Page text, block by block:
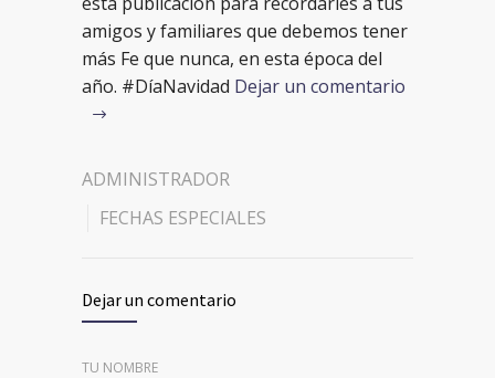
amigos y familiares que debemos tener
más Fe que nunca, en esta época del
año. #DíaNavidad Dejar un comentario
ADMINISTRADOR
FECHAS ESPECIALES
Dejar un comentario
TU NOMBRE